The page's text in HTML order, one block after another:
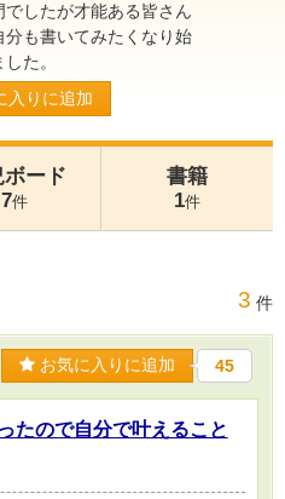
したが才能ある皆さん
も書いてみたくなり始
た。
入りに追加
ード
7件
書籍
1件
3 件
お気に入りに追加 45
たので自分で叶えること